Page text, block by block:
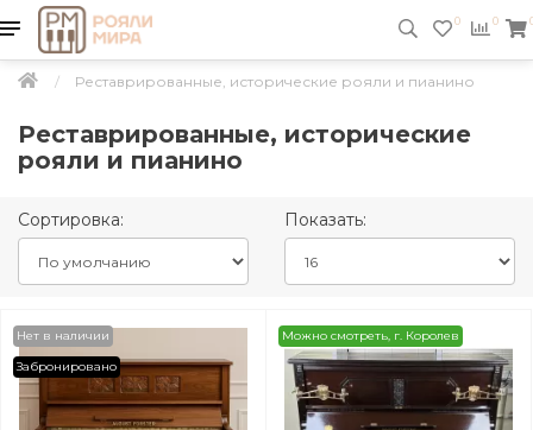
0 0
Реставрированные, исторические рояли и пианино
Реставрированные, исторические
рояли и пианино
Сортировка: Показать:
Нет в наличии
Забронировано
Можно смотреть, г. Королев